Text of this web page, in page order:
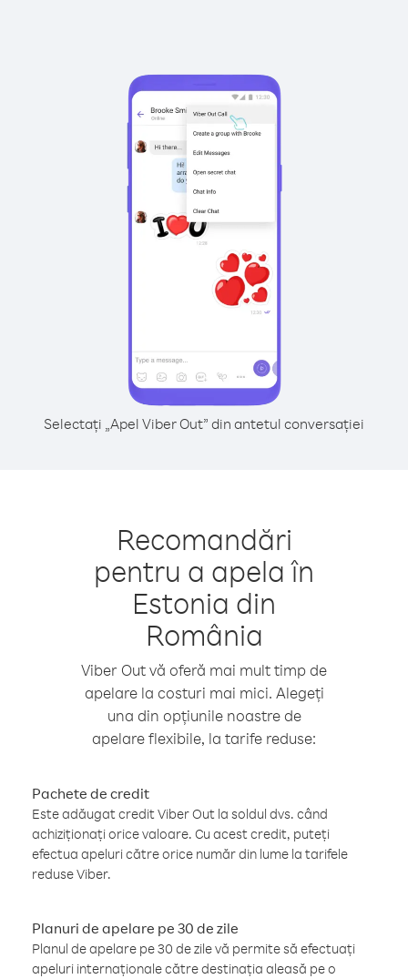
Selectați „Apel Viber Out” din antetul conversației
Recomandări
pentru a apela în
Estonia din
România
Viber Out vă oferă mai mult timp de
apelare la costuri mai mici. Alegeți
una din opțiunile noastre de
apelare flexibile, la tarife reduse:
Pachete de credit
Este adăugat credit Viber Out la soldul dvs. când
achiziționați orice valoare. Cu acest credit, puteți
efectua apeluri către orice număr din lume la tarifele
reduse Viber.
Planuri de apelare pe 30 de zile
Planul de apelare pe 30 de zile vă permite să efectuați
apeluri internaționale către destinația aleasă pe o